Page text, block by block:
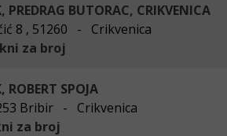
PREDRAG BUTORAC, CRIKVENICA
8 , 51260 - Crikvenica
za broj
ROBERT SPOJA
Bribir - Crikvenica
za broj